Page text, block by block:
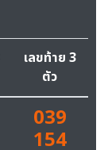
เลขท้าย 3
ตัว
039
154